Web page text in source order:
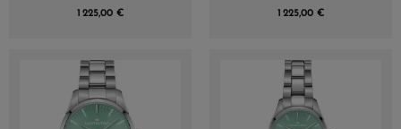
1 225,00 € 1 225,00 €